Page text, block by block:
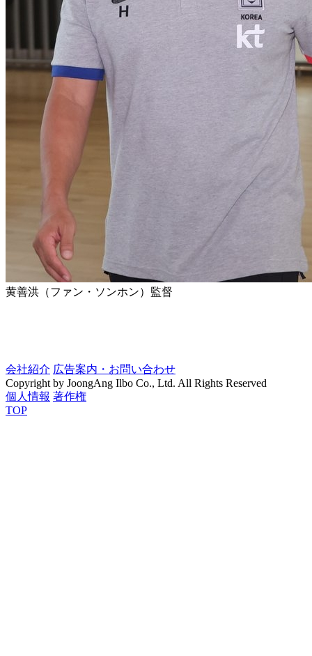
黄善洪（ファン・ソンホン）監督
会社紹介 広告案内・お問い合わせ
Copyright by JoongAng Ilbo Co., Ltd. All Rights Reserved
個人情報 著作権
TOP